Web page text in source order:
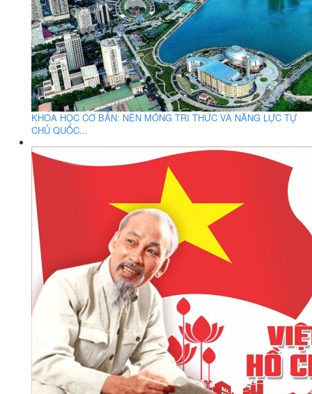
KHOA HỌC CƠ BẢN: NỀN MÓNG TRI THỨC VÀ NĂNG LỰC TỰ
CHỦ QUỐC...